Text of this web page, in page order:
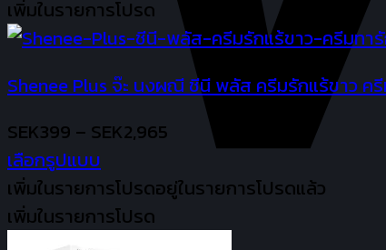
chosen
on
the
page
through
SEK4,538
product
has
variants.
The
options
may
be
chosen
เพิ่มในรายการโปรด
Shenee Plus จ๊ะ นงผณี ชีนี พลัส ครีมรักแร้ขาว ค
SEK399 – SEK2,965
SEK399
เลือกรูปแบบ
This
product
เพิ่มในรายการโปรดอยู่ในรายการโปรดแล้ว
เพิ่มในรายการโปรด